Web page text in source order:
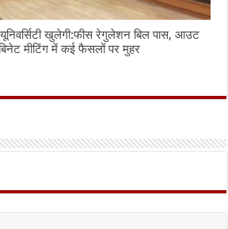
खुलेगी:फीस रेगुलेशन बिल पास, आउट
मीटिंग में कई फैसलों पर मुहर